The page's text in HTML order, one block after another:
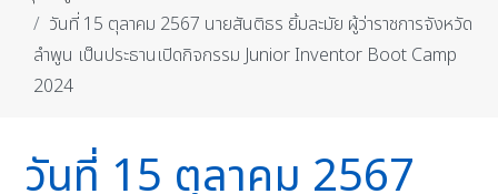
วันที่ 15 ตุลาคม 2567 นายสันติธร ยิ้มละมัย ผู้ว่าราชการจังหวัด
ลำพูน เป็นประธานเปิดกิจกรรม Junior Inventor Boot Camp
2024
วันที่ 15 ตุลาคม 2567